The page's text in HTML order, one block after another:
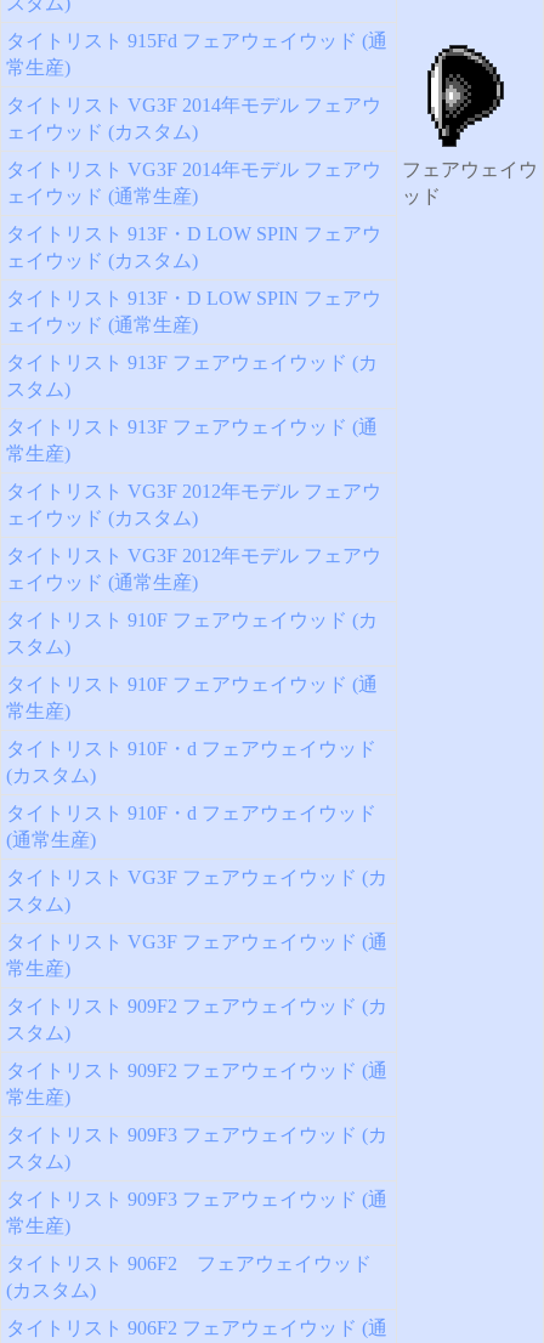
フェアウェイウ
ッド
タイトリスト 915Fd フェアウェイウッド (通
常生産)
タイトリスト VG3F 2014年モデル フェアウ
ェイウッド (カスタム)
タイトリスト VG3F 2014年モデル フェアウ
ェイウッド (通常生産)
タイトリスト 913F・D LOW SPIN フェアウ
ェイウッド (カスタム)
タイトリスト 913F・D LOW SPIN フェアウ
ェイウッド (通常生産)
タイトリスト 913F フェアウェイウッド (カ
スタム)
タイトリスト 913F フェアウェイウッド (通
常生産)
タイトリスト VG3F 2012年モデル フェアウ
ェイウッド (カスタム)
タイトリスト VG3F 2012年モデル フェアウ
ェイウッド (通常生産)
タイトリスト 910F フェアウェイウッド (カ
スタム)
タイトリスト 910F フェアウェイウッド (通
常生産)
タイトリスト 910F・d フェアウェイウッド
(カスタム)
タイトリスト 910F・d フェアウェイウッド
(通常生産)
タイトリスト VG3F フェアウェイウッド (カ
スタム)
タイトリスト VG3F フェアウェイウッド (通
常生産)
タイトリスト 909F2 フェアウェイウッド (カ
スタム)
タイトリスト 909F2 フェアウェイウッド (通
常生産)
タイトリスト 909F3 フェアウェイウッド (カ
スタム)
タイトリスト 909F3 フェアウェイウッド (通
常生産)
タイトリスト 906F2 フェアウェイウッド
(カスタム)
タイトリスト 906F2 フェアウェイウッド (通